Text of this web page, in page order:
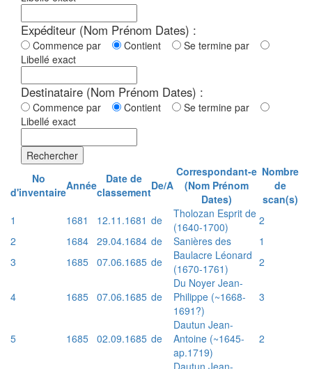
Expéditeur (Nom Prénom Dates) :
Commence par Contient
Se termine par
Libellé exact
Destinataire (Nom Prénom Dates) :
Commence par Contient
Se termine par
Libellé exact
Rechercher
No
d'inventaireAnnée
Date de
classementDe/A
Correspondant-e
(Nom Prénom
Dates)
Nombre
de
scan(s)
1
1681 12.11.1681 de
Tholozan Esprit de
(1640-1700)
2
2
1684 29.04.1684 de Sanières des
1
3
1685 07.06.1685 de
Baulacre Léonard
(1670-1761)
2
4 1685 07.06.1685 de
Du Noyer Jean-
Philippe (~1668-
1691?)
3
5 1685 02.09.1685 de
Dautun Jean-
Antoine (~1645-
ap.1719)
2
Dautun Jean-